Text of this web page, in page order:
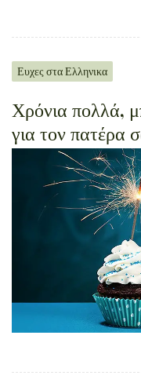
Ευχες στα Ελληνικα
Χρόνια πολλά,
για τον πατέρα